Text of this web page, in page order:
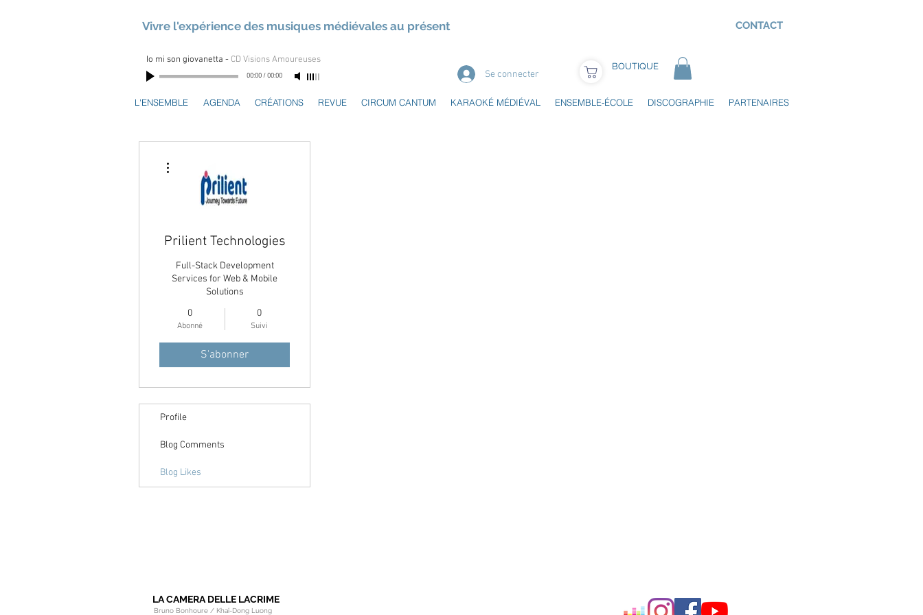
Vivre l'expérience des musiques médiévales au présent CONTACT
Io mi son giovanetta - CD Visions Amoureuses
00:00/00:00 Se connecter
BOUTIQUE
L'ENSEMBLE AGENDA CRÉATIONS REVUE CIRCUM CANTUM KARAOKÉ MÉDIÉVAL ENSEMBLE-ÉCOLE DISCOGRAPHIE PARTENAIRES
Prilient Technologies
Full-Stack Development
Services for Web & Mobile
Solutions
0
Abonné
0
Suivi
S'abonner
Profile
Blog Comments
Blog Likes
LA CAMERA DELLE LACRIME
Bruno Bonhoure / Khaï-Dong Luong